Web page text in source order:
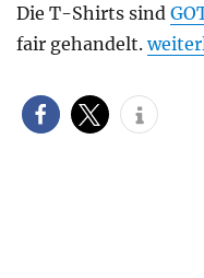
Die T-Shirts sind
fair gehandelt.